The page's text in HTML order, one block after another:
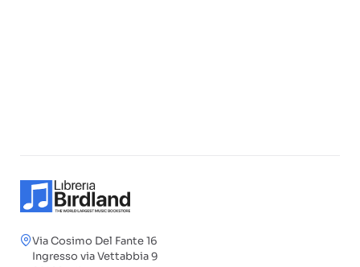
Via Cosimo Del Fante 16
Ingresso via Vettabbia 9